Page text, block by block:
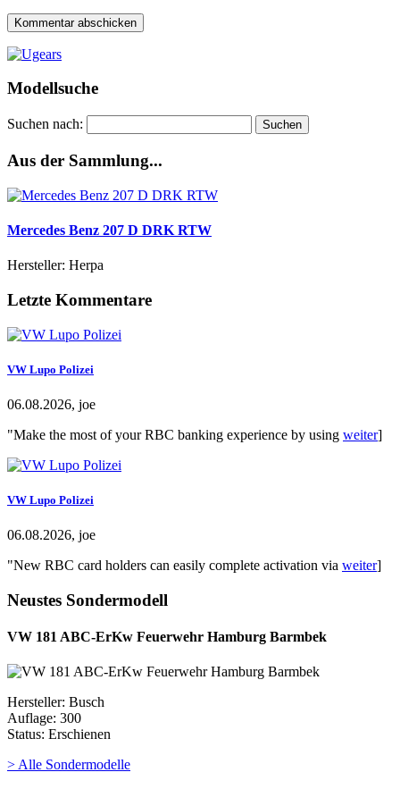
Modellsuche
Suchen nach:
Aus der Sammlung...
Mercedes Benz 207 D DRK RTW
Hersteller: Herpa
Letzte Kommentare
VW Lupo Polizei
06.08.2026, joe
"Make the most of your RBC banking experience by using weiter]
VW Lupo Polizei
06.08.2026, joe
"New RBC card holders can easily complete activation via weiter]
Neustes Sondermodell
VW 181 ABC-ErKw Feuerwehr Hamburg Barmbek
Hersteller: Busch
Auflage: 300
Status: Erschienen
> Alle Sondermodelle